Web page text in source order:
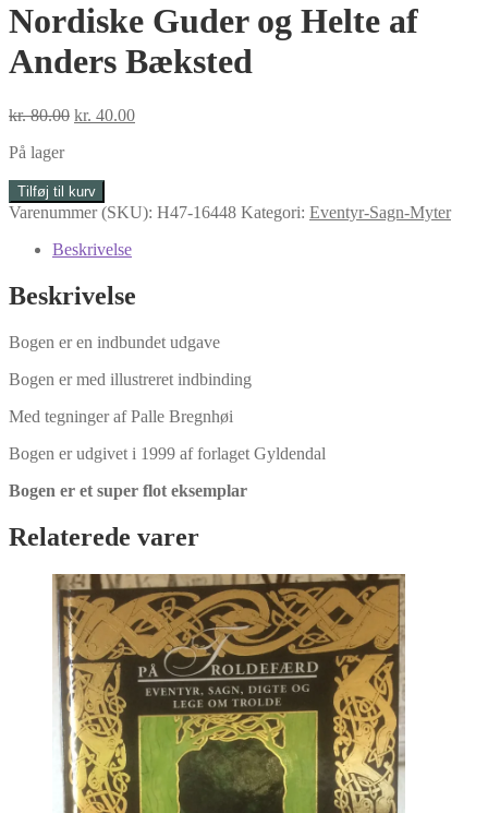
Nordiske Guder og Helte af
Anders Bæksted
kr.80.00 Den
kr. 80.00.
kr. 40.00Den
På lager
Nordiske
Guder
Helte
Anders
Bæksted
Tilføj til kurv
Varenummer (SKU): H47-16448 Kategori: Eventyr-Sagn-Myter
Beskrivelse
Beskrivelse
Bogen er en indbundet udgave
Bogen er med illustreret indbinding
Med tegninger af Palle Bregnhøi
Bogen er udgivet i 1999 af forlaget Gyldendal
Bogen er et super flot eksemplar
Relaterede varer